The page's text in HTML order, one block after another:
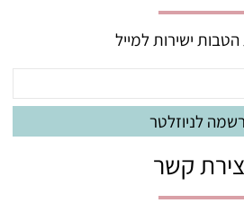
ישירות למייל
קשר